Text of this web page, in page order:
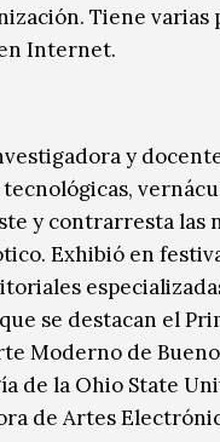
Tiene varias
Internet.
y
y contrarresta las
Exhibió en
se destacan el
Moderno de
de la Ohio State
de Artes